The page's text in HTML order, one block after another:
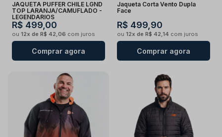
JAQUETA PUFFER CHILE LGND
TOP LARANJA/CAMUFLADO -
LEGENDARIOS
R$ 499,00
ou 12x de R$ 42,06 com juros
Comprar agora
Jaqueta Corta Vento Dupla
Face
R$ 499,90
ou 12x de R$ 42,14 com juros
Comprar agora